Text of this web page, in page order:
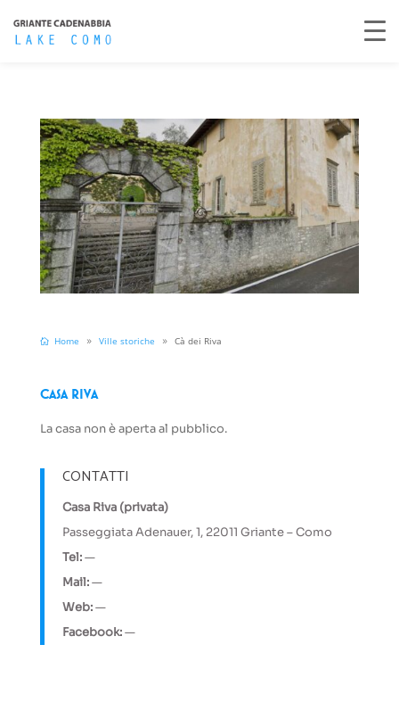
Home Ville storiche Cà dei Riva
CASA RIVA
La casa non è aperta al pubblico.
CONTATTI
Casa Riva (privata)
Passeggiata Adenauer, 1, 22011 Griante – Como
Tel:—
Mail:—
Web:—
Facebook:—